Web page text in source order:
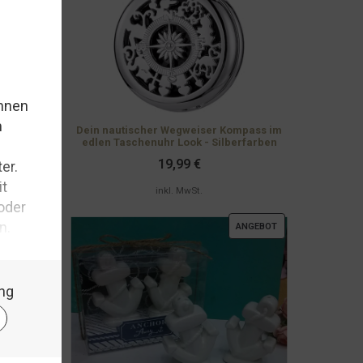
Tage,
,hotel
Dein nautischer Wegweiser Kompass im
edlen Taschenuhr Look - Silberfarben
19,99 €
inkl. MwSt.
ANGEBOTPRODUKT
ANGEBOT